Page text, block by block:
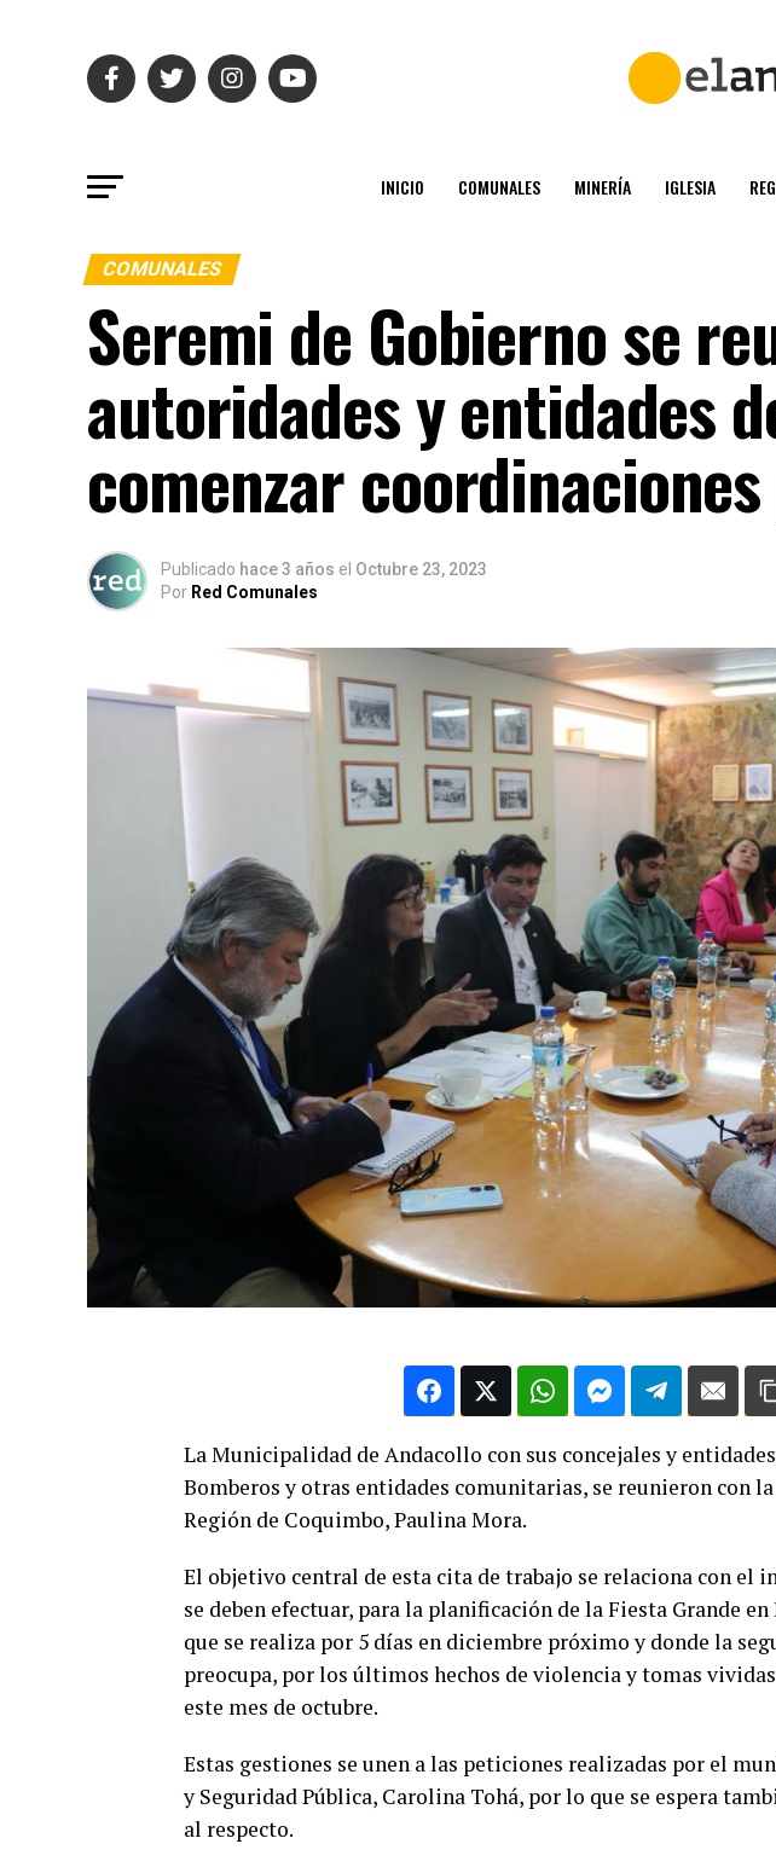
INICIO COMUNALES MINERÍA IGLESIA
COMUNALES
Seremi de Gobierno se
autoridades y entidades
comenzar
Publicado hace 3 años el Octubre 23, 2023
Por Red Comunales
La Municipalidad de Andacollo con sus concejales y
Bomberos y otras entidades comunitarias, se reunieron con
Región de Coquimbo, Paulina Mora.
El objetivo central de esta cita de trabajo se relaciona con el
se deben efectuar, para la planificación de la Fiesta Grande
que se realiza por 5 días en diciembre próximo y donde la
preocupa, por los últimos hechos de violencia y tomas
este mes de octubre.
Estas gestiones se unen a las peticiones realizadas por el
y Seguridad Pública, Carolina Tohá, por lo que se espera
al respecto.